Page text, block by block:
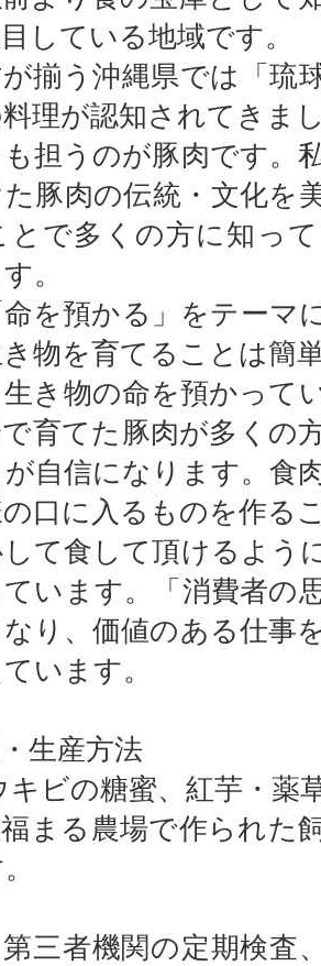
している地域です。
揃う沖縄県では「琉
理が認知されてきま
担うのが豚肉です。
豚肉の伝統・文化を
とで多くの方に知っ
。
を預かる」をテーマ
物を育てることは簡
き物の命を預かって
育てた豚肉が多くの
自信になります。食
口に入るものを作る
て食して頂けるよう
います。「消費者の
り、価値のある仕事
います。
生産方法
キビの糖蜜、紅芋・薬
まる農場で作られた
三者機関の定期検査